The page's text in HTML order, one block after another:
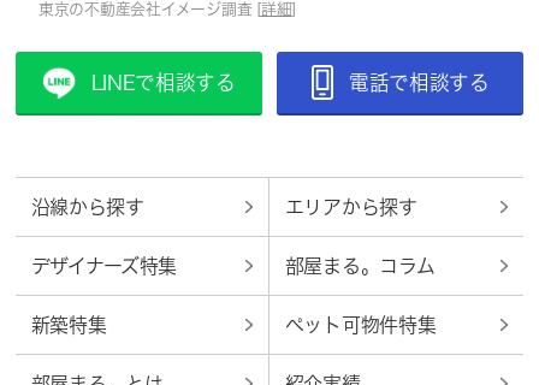
東京の不動産会社イメージ調査 [ 詳細
LINEで相談する 電話で相談する
沿線から探す エリアから探す
デザイナーズ特集 部屋まる。コラム
新築特集 ペット可物件特集